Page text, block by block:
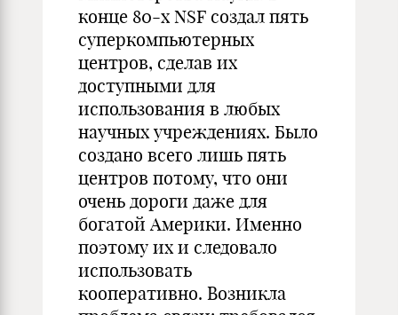
конце 80-х NSF создал пять
суперкомпьютерных
центров, сделав их
доступными для
использования в любых
научных учреждениях. Было
создано всего лишь пять
центров потому, что они
очень дороги даже для
богатой Америки. Именно
поэтому их и следовало
использовать
кооперативно. Возникла